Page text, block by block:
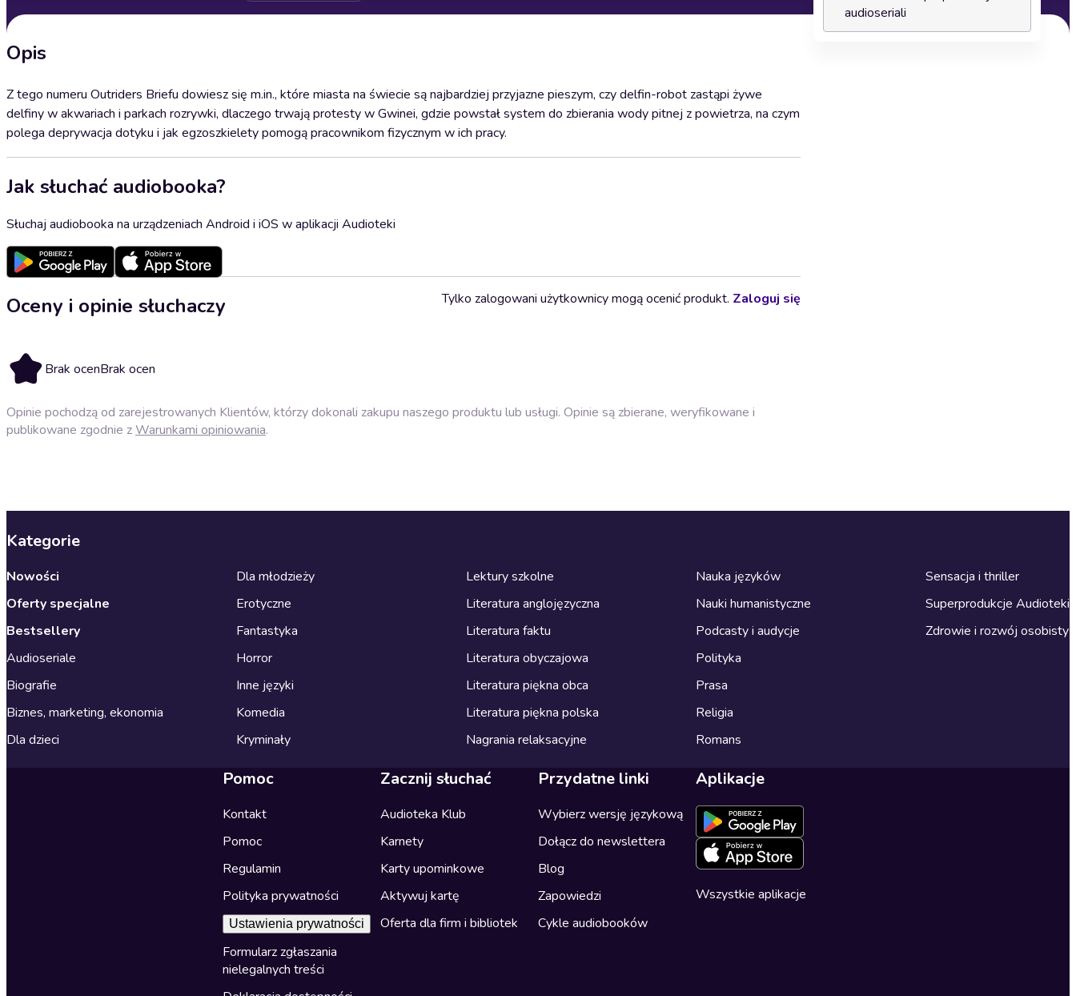
Opis
Z tego numeru Outriders Briefu dowiesz się m.in., które miasta na świecie są najbardziej przyjazne pieszym, czy delfin-robot zastąpi żywe
delfiny w akwariach i parkach rozrywki, dlaczego trwają protesty w Gwinei, gdzie powstał system do zbierania wody pitnej z powietrza, na czym
polega deprywacja dotyku i jak egzoszkielety pomogą pracownikom fizycznym w ich pracy.
Jak słuchać audiobooka?
Słuchaj audiobooka na urządzeniach Android i iOS w aplikacji Audioteki
Oceny i opinie słuchaczy
Brak ocenBrak ocen
Tylko zalogowani użytkownicy mogą ocenić produkt. Zaloguj się
Opinie pochodzą od zarejestrowanych Klientów, którzy dokonali zakupu naszego produktu lub usługi. Opinie są zbierane, weryfikowane i
publikowane zgodnie zWarunkami opiniowania.
audioseriali
Kategorie
Nowości
Oferty specjalne
Bestsellery
Audioseriale
Biografie
Biznes, marketing, ekonomia
Dla dzieci
Dla młodzieży
Erotyczne
Fantastyka
Horror
Inne języki
Komedia
Kryminały
Lektury szkolne
Literatura anglojęzyczna
Literatura faktu
Literatura obyczajowa
Literatura piękna obca
Literatura piękna polska
Nagrania relaksacyjne
Nauka języków
Nauki humanistyczne
Podcasty i audycje
Polityka
Prasa
Religia
Romans
Sensacja i thriller
Superprodukcje Audioteki
Zdrowie i rozwój osobisty
Pomoc
Kontakt
Pomoc
Regulamin
Polityka prywatności
Ustawienia prywatności
Formularz zgłaszania
nielegalnych treści
Zacznij słuchać
Audioteka Klub
Karnety
Karty upominkowe
Aktywuj kartę
Oferta dla firm i bibliotek
Przydatne linki
Wybierz wersję językową
Dołącz do newslettera
Blog
Zapowiedzi
Cykle audiobooków
Aplikacje
Wszystkie aplikacje